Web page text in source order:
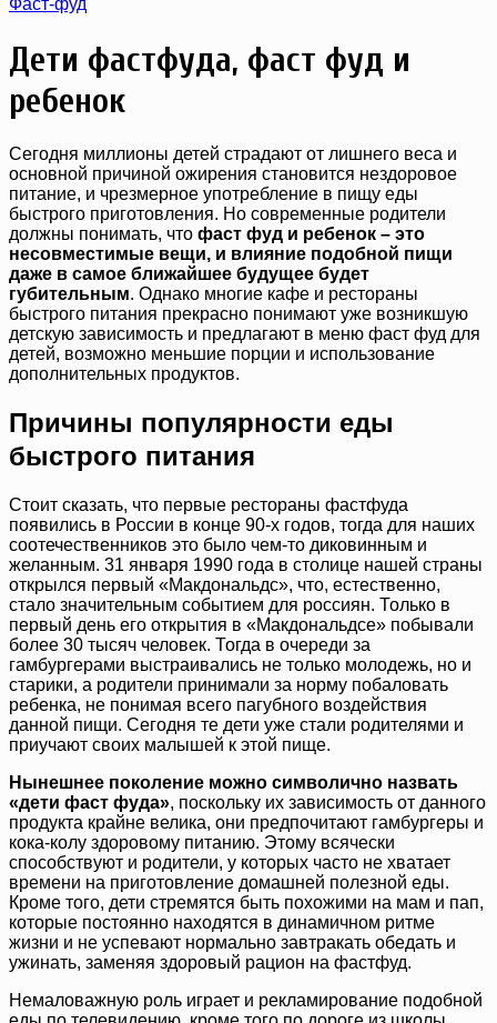
Фаст-фуд
Дети фастфуда, фаст фуд и
ребенок
Сегодня миллионы детей страдают от лишнего веса и
основной причиной ожирения становится нездоровое
питание, и чрезмерное употребление в пищу еды
быстрого приготовления. Но современные родители
должны понимать, что фаст фуд и ребенок – это
несовместимые вещи, и влияние подобной пищи
даже в самое ближайшее будущее будет
губительным. Однако многие кафе и рестораны
быстрого питания прекрасно понимают уже возникшую
детскую зависимость и предлагают в меню фаст фуд для
детей, возможно меньшие порции и использование
дополнительных продуктов.
Причины популярности еды
быстрого питания
Стоит сказать, что первые рестораны фастфуда
появились в России в конце 90-х годов, тогда для наших
соотечественников это было чем-то диковинным и
желанным. 31 января 1990 года в столице нашей страны
открылся первый «Макдональдс», что, естественно,
стало значительным событием для россиян. Только в
первый день его открытия в «Макдональдсе» побывали
более 30 тысяч человек. Тогда в очереди за
гамбургерами выстраивались не только молодежь, но и
старики, а родители принимали за норму побаловать
ребенка, не понимая всего пагубного воздействия
данной пищи. Сегодня те дети уже стали родителями и
приучают своих малышей к этой пище.
Нынешнее поколение можно символично назвать
«дети фаст фуда», поскольку их зависимость от данного
продукта крайне велика, они предпочитают гамбургеры и
кока-колу здоровому питанию. Этому всячески
способствуют и родители, у которых часто не хватает
времени на приготовление домашней полезной еды.
Кроме того, дети стремятся быть похожими на мам и пап,
которые постоянно находятся в динамичном ритме
жизни и не успевают нормально завтракать обедать и
ужинать, заменяя здоровый рацион на фастфуд.
Немаловажную роль играет и рекламирование подобной